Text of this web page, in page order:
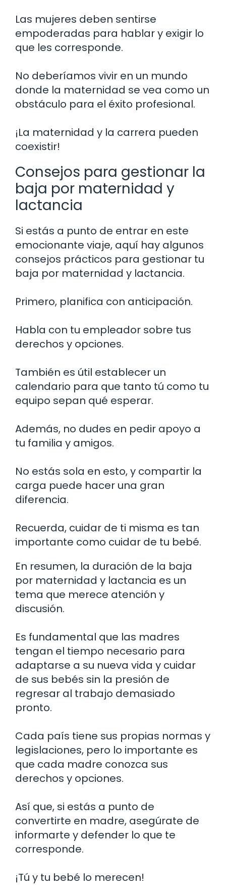
Las mujeres deben sentirse
empoderadas para hablar y exigir lo
que les corresponde.
No deberíamos vivir en un mundo
donde la maternidad se vea como un
obstáculo para el éxito profesional.
¡La maternidad y la carrera pueden
coexistir!
Consejos para gestionar la
baja por maternidad y
lactancia
Si estás a punto de entrar en este
emocionante viaje, aquí hay algunos
consejos prácticos para gestionar tu
baja por maternidad y lactancia.
Primero, planifica con anticipación.
Habla con tu empleador sobre tus
derechos y opciones.
También es útil establecer un
calendario para que tanto tú como tu
equipo sepan qué esperar.
Además, no dudes en pedir apoyo a
tu familia y amigos.
No estás sola en esto, y compartir la
carga puede hacer una gran
diferencia.
Recuerda, cuidar de ti misma es tan
importante como cuidar de tu bebé.
En resumen, la duración de la baja
por maternidad y lactancia es un
tema que merece atención y
discusión.
Es fundamental que las madres
tengan el tiempo necesario para
adaptarse a su nueva vida y cuidar
de sus bebés sin la presión de
regresar al trabajo demasiado
pronto.
Cada país tiene sus propias normas y
legislaciones, pero lo importante es
que cada madre conozca sus
derechos y opciones.
Así que, si estás a punto de
convertirte en madre, asegúrate de
informarte y defender lo que te
corresponde.
¡Tú y tu bebé lo merecen!